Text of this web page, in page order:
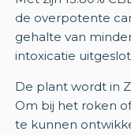
de overpotente
gehalte van
intoxicatie
De plant wordt in
Om bij het roken
te kunnen